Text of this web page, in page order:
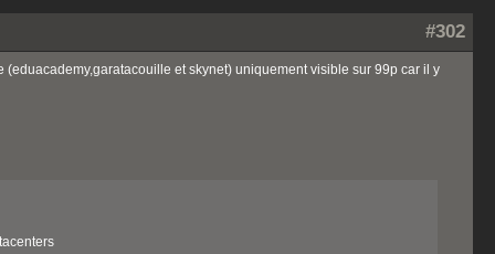
#302
et skynet) uniquement visible sur 99p car il y